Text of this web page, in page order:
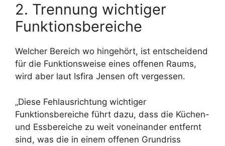
2. Trennung wichtiger
Funktionsbereiche
Welcher Bereich wo hingehört, ist entscheidend
für die Funktionsweise eines offenen Raums,
wird aber laut Isfira Jensen oft vergessen.
„Diese Fehlausrichtung wichtiger
Funktionsbereiche führt dazu, dass die Küchen-
und Essbereiche zu weit voneinander entfernt
sind, was die in einem offenen Grundriss